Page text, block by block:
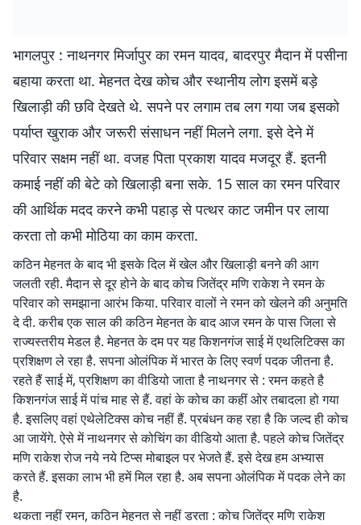
भागलपुर : नाथनगर मिर्जापुर का रमन यादव, बादरपुर मैदान में पसीना
बहाया करता था. मेहनत देख कोच और स्थानीय लोग इसमें बड़े
खिलाड़ी की छवि देखते थे. सपने पर लगाम तब लग गया जब इसको
पर्याप्त खुराक और जरूरी संसाधन नहीं मिलने लगा. इसे देने में
परिवार सक्षम नहीं था. वजह पिता प्रकाश यादव मजदूर हैं. इतनी
कमाई नहीं की बेटे को खिलाड़ी बना सके. 15 साल का रमन परिवार
की आर्थिक मदद करने कभी पहाड़ से पत्थर काट जमीन पर लाया
करता तो कभी मोठिया का काम करता.
कठिन मेहनत के बाद भी इसके दिल में खेल और खिलाड़ी बनने की आग
जलती रही. मैदान से दूर होने के बाद कोच जितेंद्र मणि राकेश ने रमन के
परिवार को समझाना आरंभ किया. परिवार वालों ने रमन को खेलने की अनुमति
दे दी. करीब एक साल की कठिन मेहनत के बाद आज रमन के पास जिला से
राज्यस्तरीय मेडल है. मेहनत के दम पर यह किशनगंज साई में एथलिटिक्स का
प्रशिक्षण ले रहा है. सपना ओलंपिक में भारत के लिए स्वर्ण पदक जीतना है.
रहते हैं साई में, प्रशिक्षण का वीडियो जाता है नाथनगर से : रमन कहते है
किशनगंज साई में पांच माह से हैं. वहां के कोच का कहीं ओर तबादला हो गया
है. इसलिए वहां एथेलेटिक्स कोच नहीं हैं. प्रबंधन कह रहा है कि जल्द ही कोच
आ जायेंगे. ऐसे में नाथनगर से कोचिंग का वीडियो आता है. पहले कोच जितेंद्र
मणि राकेश रोज नये नये टिप्स मोबाइल पर भेजते हैं. इसे देख हम अभ्यास
करते हैं. इसका लाभ भी हमें मिल रहा है. अब सपना ओलंपिक में पदक लेने का
है.
थकता नहीं रमन, कठिन मेहनत से नहीं डरता : कोच जितेंद्र मणि राकेश